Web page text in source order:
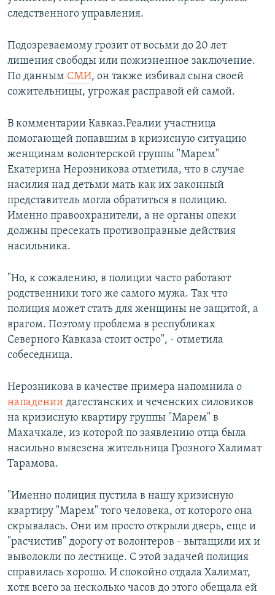
следственного управления.
Подозреваемому грозит от восьми до 20 лет
лишения свободы или пожизненное заключение.
По данным СМИ, он также избивал сына своей
сожительницы, угрожая расправой ей самой.
В комментарии Кавказ.Реалии участница
помогающей попавшим в кризисную ситуацию
женщинам волонтерской группы "Марем"
Екатерина Нерозникова отметила, что в случае
насилия над детьми мать как их законный
представитель могла обратиться в полицию.
Именно правоохранители, а не органы опеки
должны пресекать противоправные действия
насильника.
"Но, к сожалению, в полиции часто работают
родственники того же самого мужа. Так что
полиция может стать для женщины не защитой, а
врагом. Поэтому проблема в республиках
Северного Кавказа стоит остро", - отметила
собеседница.
Нерозникова в качестве примера напомнила о
нападении дагестанских и чеченских силовиков
на кризисную квартиру группы "Марем" в
Махачкале, из которой по заявлению отца была
насильно вывезена жительница Грозного Халимат
Тарамова.
"Именно полиция пустила в нашу кризисную
квартиру "Марем" того человека, от которого она
скрывалась. Они им просто открыли дверь, еще и
"расчистив" дорогу от волонтеров - вытащили их и
выволокли по лестнице. С этой задачей полиция
справилась хорошо. И спокойно отдала Халимат,
хотя всего за несколько часов до этого обещала ей